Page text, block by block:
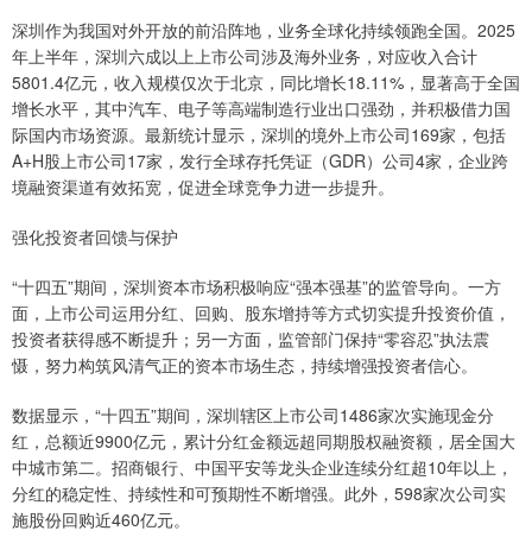
深圳作为我国对外开放的前沿阵地，业务全球化持续领跑全国。2025
年上半年，深圳六成以上上市公司涉及海外业务，对应收入合计
5801.4亿元，收入规模仅次于北京，同比增长18.11%，显著高于全国
增长水平，其中汽车、电子等高端制造行业出口强劲，并积极借力国
际国内市场资源。最新统计显示，深圳的境外上市公司169家，包括
A+H股上市公司17家，发行全球存托凭证（GDR）公司4家，企业跨
境融资渠道有效拓宽，促进全球竞争力进一步提升。
强化投资者回馈与保护
“十四五”期间，深圳资本市场积极响应“强本强基”的监管导向。一方
面，上市公司运用分红、回购、股东增持等方式切实提升投资价值，
投资者获得感不断提升；另一方面，监管部门保持“零容忍”执法震
慑，努力构筑风清气正的资本市场生态，持续增强投资者信心。
数据显示，“十四五”期间，深圳辖区上市公司1486家次实施现金分
红，总额近9900亿元，累计分红金额远超同期股权融资额，居全国大
中城市第二。招商银行、中国平安等龙头企业连续分红超10年以上，
分红的稳定性、持续性和可预期性不断增强。此外，598家次公司实
施股份回购近460亿元。